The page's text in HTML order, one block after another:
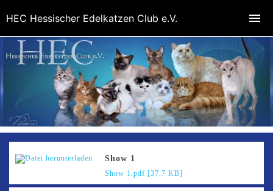
Show 1
Show 1.pdf [37.7 KB]
HEC Hessischer Edelkatzen Club e.V.